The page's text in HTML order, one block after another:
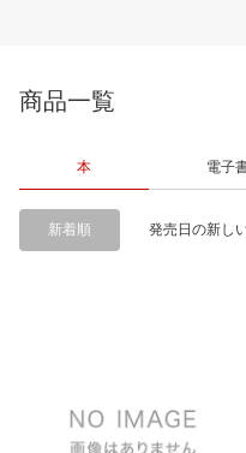
商品一覧
本 電子
新着順 発売日の新し